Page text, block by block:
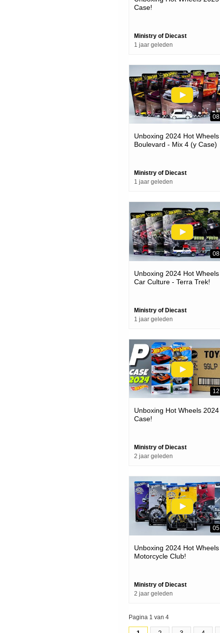
Case!
Ministry of Diecast
1 jaar geleden
Unboxing 2024 Hot Wheels
Boulevard - Mix 4 (y Case)
Ministry of Diecast
1 jaar geleden
Unboxing 2024 Hot Wheels
Car Culture - Terra Trek!
Ministry of Diecast
1 jaar geleden
Unboxing Hot Wheels
Case!
Ministry of Diecast
2 jaar geleden
Unboxing 2024 Hot Wheels
Motorcycle Club!
Ministry of Diecast
2 jaar geleden
Pagina 1 van 4